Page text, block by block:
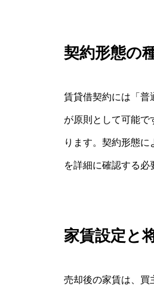
契約形態の
賃貸借契約には「普
が原則として可能で
ります。契約形態
を詳細に確認する必
家賃設定と
売却後の家賃は、買